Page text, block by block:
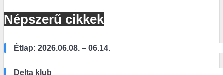
Népszerű cikkek
Étlap: 2026.06.08. – 06.14.
Delta klub